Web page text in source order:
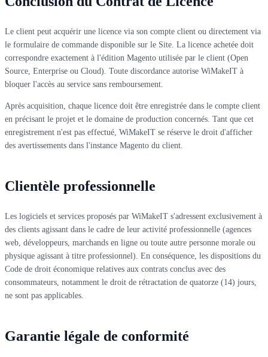
Le client peut acquérir une licence via son compte client ou directement via
le formulaire de commande disponible sur le Site. La licence achetée doit
correspondre exactement à l'édition Magento utilisée par le client (Open
Source, Enterprise ou Cloud). Toute discordance autorise WiMakeIT à
bloquer l'accès au service sans remboursement.
Après acquisition, chaque licence doit être enregistrée dans le compte client
en précisant le projet et le domaine de production concernés. Tant que cet
enregistrement n'est pas effectué, WiMakeIT se réserve le droit d'afficher
des avertissements dans l'instance Magento du client.
Clientèle professionnelle
Les logiciels et services proposés par WiMakeIT s'adressent exclusivement à
des clients agissant dans le cadre de leur activité professionnelle (agences
web, développeurs, marchands en ligne ou toute autre personne morale ou
physique agissant à titre professionnel). En conséquence, les dispositions du
Code de droit économique relatives aux contrats conclus avec des
consommateurs, notamment le droit de rétractation de quatorze (14) jours,
ne sont pas applicables.
Garantie légale de conformité